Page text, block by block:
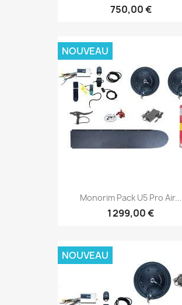
750,00 €
Monorim Pack U5 Pro Air...
1 299,00 €
NOUVEAU
NOUVEAU